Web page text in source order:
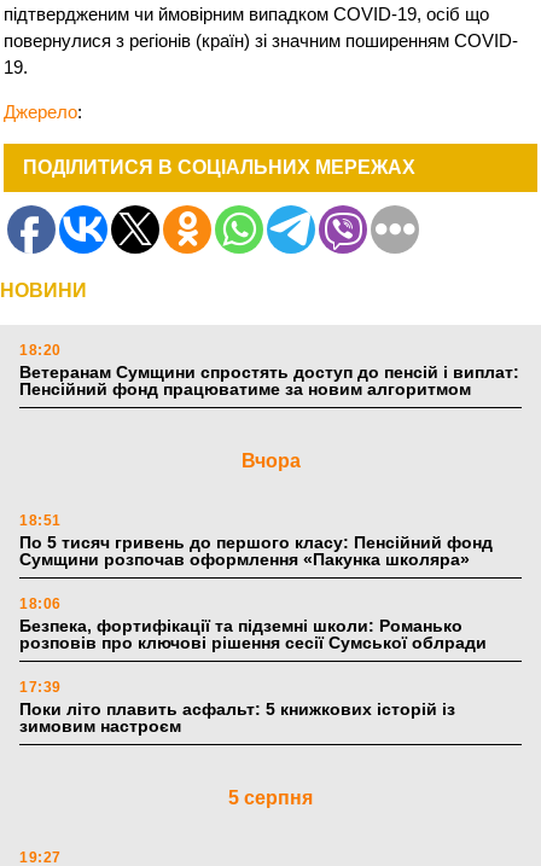
підтвердженим чи ймовірним випадком COVID-19, осіб що
повернулися з регіонів (країн) зі значним поширенням COVID-
19.
Джерело:
ПОДІЛИТИСЯ В СОЦІАЛЬНИХ МЕРЕЖАХ
НОВИНИ
18:20
Ветеранам Сумщини спростять доступ до пенсій і виплат:
Пенсійний фонд працюватиме за новим алгоритмом
Вчора
18:51
По 5 тисяч гривень до першого класу: Пенсійний фонд
Сумщини розпочав оформлення «Пакунка школяра»
18:06
Безпека, фортифікації та підземні школи: Романько
розповів про ключові рішення сесії Сумської облради
17:39
Поки літо плавить асфальт: 5 книжкових історій із
зимовим настроєм
5 серпня
19:27